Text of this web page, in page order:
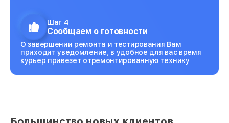
Шаг 4
Сообщаем о готовности
О завершении ремонта и тестирования Вам
приходит уведомление, в удобное для вас время
курьер привезет отремонтированную технику